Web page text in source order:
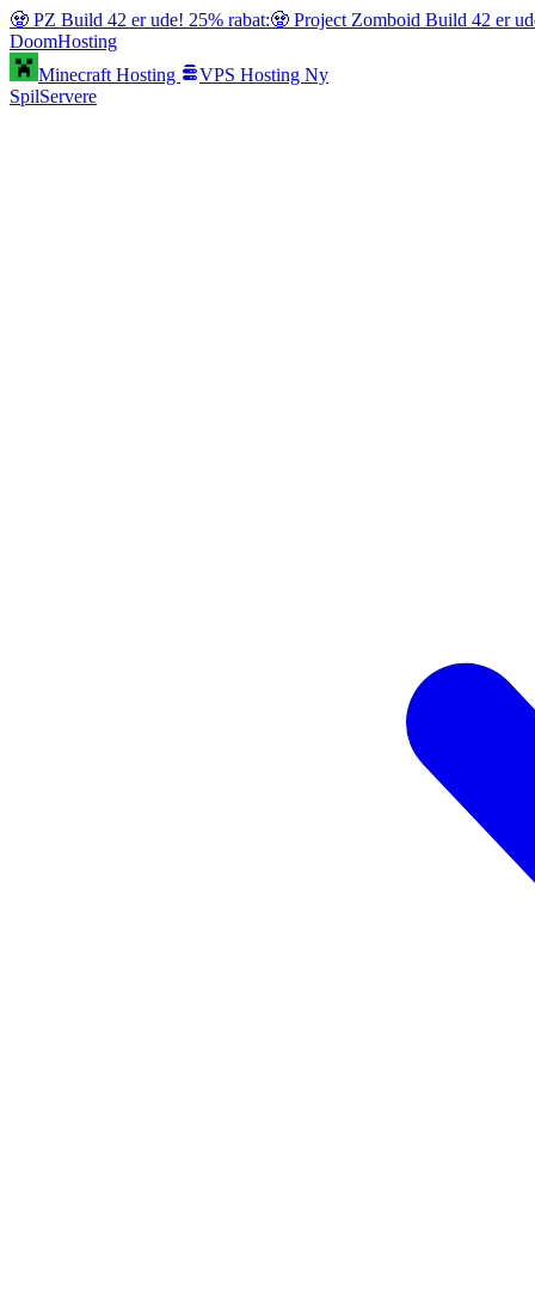
🧟 PZ Build 42 er ude! 25% rabat:🧟 Project Zomboid Build 42 er
DoomHosting
Minecraft Hosting
VPS Hosting Ny
SpilServere